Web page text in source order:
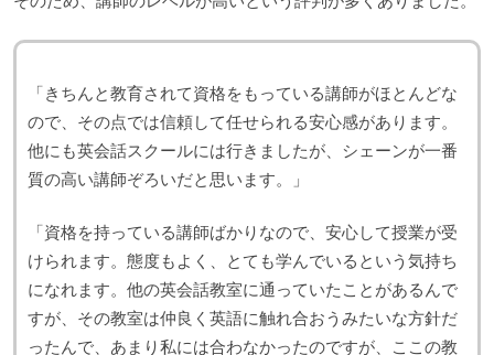
「きちんと教育されて資格をもっている講師がほとんどな
ので、その点では信頼して任せられる安心感があります。
他にも英会話スクールには行きましたが、シェーンが一番
質の高い講師ぞろいだと思います。」
「資格を持っている講師ばかりなので、安心して授業が受
けられます。態度もよく、とても学んでいるという気持ち
になれます。他の英会話教室に通っていたことがあるんで
すが、その教室は仲良く英語に触れ合おうみたいな方針だ
ったんで、あまり私には合わなかったのですが、ここの教